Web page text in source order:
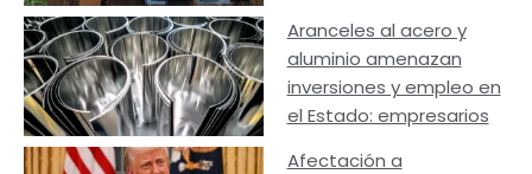
Aranceles al acero y
aluminio amenazan
inversiones y empleo en
el Estado: empresarios
Afectación a